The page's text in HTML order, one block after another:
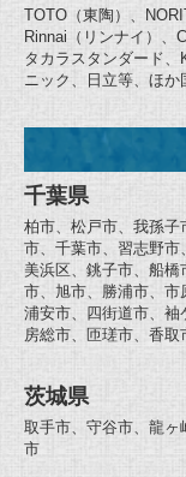
TOTO（東陶）、
Rinnai（リンナイ）、
タカラスタンダード
ニック、日立等、ほ
千葉県
柏市、松戸市、我孫
市、千葉市、習志野市
美浜区、銚子市、船
市、旭市、勝浦市、市
浦安市、四街道市、
房総市、匝瑳市、香
茨城県
取手市、守谷市、龍ヶ
市